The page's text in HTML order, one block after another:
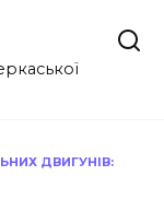
ДВИГУНІВ: